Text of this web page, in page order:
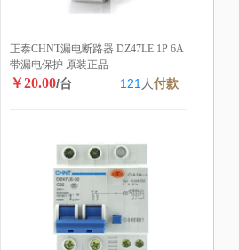
正泰CHNT漏电断路器 DZ47LE 1P 6A
带漏电保护 原装正品
￥20.00/台 121 人付款